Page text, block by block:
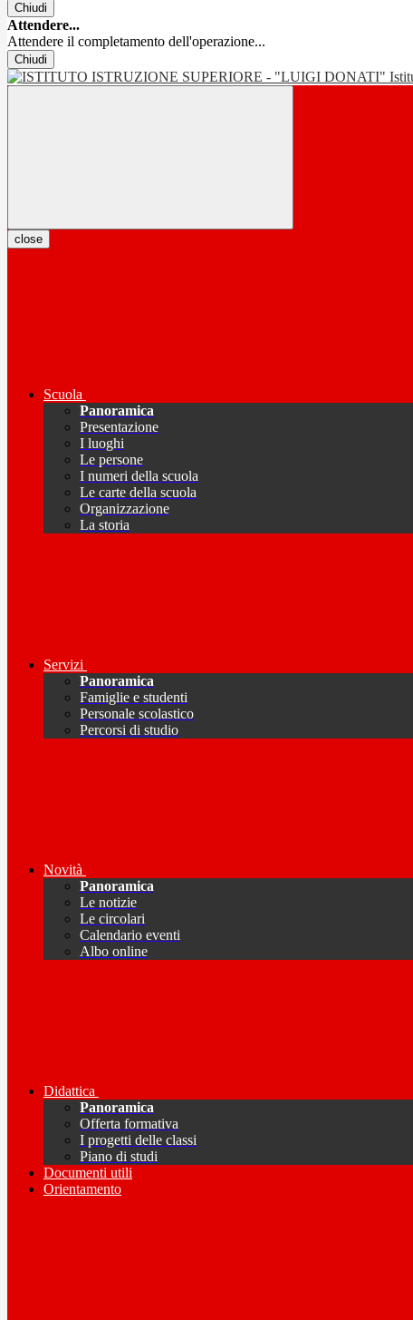
Chiudi
Attendere...
Attendere il completamento dell'operazione...
Chiudi
close
Scuola
Panoramica
Presentazione
I luoghi
Le persone
I numeri della scuola
Le carte della scuola
Organizzazione
La storia
Servizi
Panoramica
Famiglie e studenti
Personale scolastico
Percorsi di studio
Novità
Panoramica
Le notizie
Le circolari
Calendario eventi
Albo online
Didattica
Panoramica
Offerta formativa
I progetti delle classi
Piano di studi
Documenti utili
Orientamento